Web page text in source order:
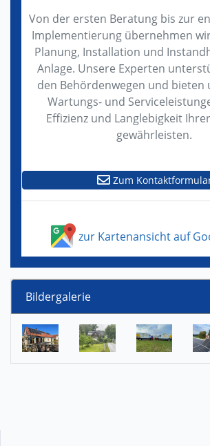
Von der ersten Beratung bis zur
Implementierung übernehmen
Planung, Installation und
Anlage. Unsere Experten
den Behördenwegen und bieten
Wartungs- und
Effizienz und Langlebigkeit
gewährleisten.
Zum
zur Kartenansicht auf
Bildergalerie